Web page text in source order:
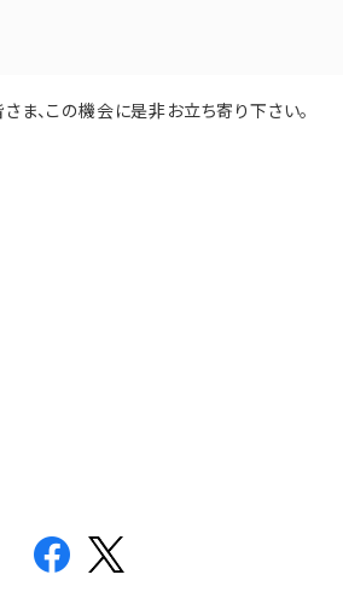
、この機会に是非お立ち寄り下さい。